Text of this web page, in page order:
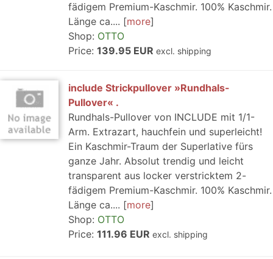
fädigem Premium-Kaschmir. 100% Kaschmir.
Länge ca....
more
Shop: OTTO
Price: 139.95 EUR excl. shipping
include Strickpullover »Rundhals-
Pullover« .
Rundhals-Pullover von INCLUDE mit 1/1-
Arm. Extrazart, hauchfein und superleicht!
Ein Kaschmir-Traum der Superlative fürs
ganze Jahr. Absolut trendig und leicht
transparent aus locker verstricktem 2-
fädigem Premium-Kaschmir. 100% Kaschmir.
Länge ca....
more
Shop: OTTO
Price: 111.96 EUR excl. shipping